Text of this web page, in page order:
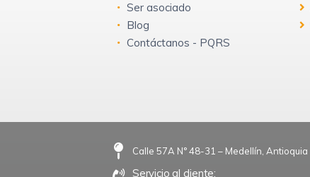
Ser asociado
Blog
Contáctanos - PQRS
Calle 57A N° 48-31 – Medellín, Antioquia
Servicio al cliente: